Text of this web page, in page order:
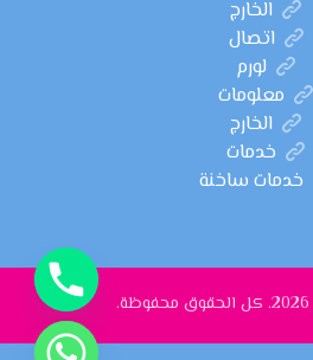
الخارج
اتصال
لورم
معلومات
الخارج
خدمات
خدمات ساخنة